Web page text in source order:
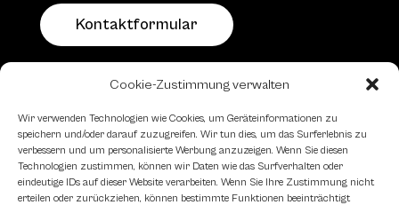
Cookie-Zustimmung verwalten
Wir verwenden Technologien wie Cookies, um Geräteinformationen zu
speichern und/oder darauf zuzugreifen. Wir tun dies, um das Surferlebnis zu
verbessern und um personalisierte Werbung anzuzeigen. Wenn Sie diesen
Technologien zustimmen, können wir Daten wie das Surfverhalten oder
eindeutige IDs auf dieser Website verarbeiten. Wenn Sie Ihre Zustimmung nicht
erteilen oder zurückziehen, können bestimmte Funktionen beeinträchtigt
Kontaktformular
Schachfreundliche Lokale